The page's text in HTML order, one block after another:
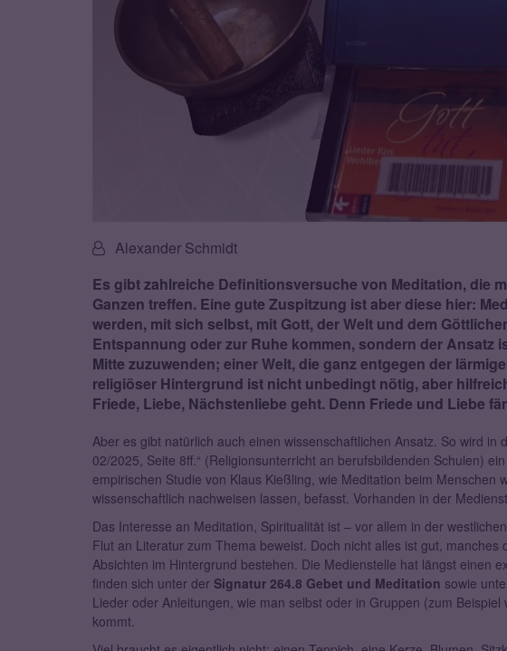
Von:Alexander Schmidt
Es gibt zahlreiche Definitionsversuche von Meditation, die
Ganzen treffen. Eine gute Zuspitzung ist aber diese hier:
werden, mit sich selbst, mit Gott, der Welt und dem
Entspannung oder zur Ruhe kommen, sondern der Ansatz
Mitte zuzuwenden; einer Welt, die ganz entgegen der
religiöser Hintergrund ist nicht unbedingt nötig, aber
Friede, Liebe, Nächstenliebe geht. Denn Friede und Liebe
Aber es gibt natürlich auch einen wissenschaftlichen Ansatz. So wird in
02/2025, Seite 8ff.“ (Religionsunterricht an berufsbildenden Schulen)
empirischen Studie von Klaus Kießling, wie Meditation beim Menschen
wissenschaftlich nachweisen lassen, befasst. Vorhanden in der
Das Interesse an Meditation, Spiritualität ist – vor allem in der
Flut an Literatur zum Thema beweist. Doch nicht alles ist gut,
Absichten im Hintergrund bestehen. Die Medienstelle hat längst einen
finden sich unter der Signatur 264.8 Gebet und Meditation sowie
Lieder oder Anleitungen, wie man selbst oder in Gruppen (zum
kommt.